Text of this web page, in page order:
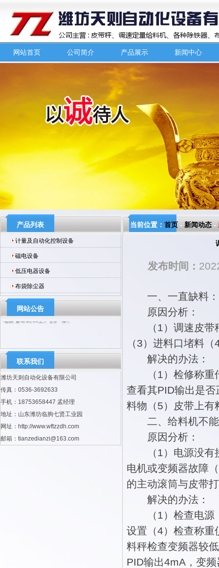
网站首页 公司简介 产品展示 新闻中心
产品列表
计量及自动化控制设备
磁电设备
低压电器设备
布袋除尘器
网站公告
公司是国内较早从事自动化控制设备、磁
电设备研制和生产的厂家。
联系我们
潍坊天则自动化设备有限公司
传真：0536-3692633
手机：18753658447 孟经理
地址：山东潍坊临朐七贤工业园
网址：http://www.wftzzdh.com
邮箱：tianzedianzi@163.com
当前位置： 首页 - 新闻动态 -
发布时间：
一、一直缺料：
原因分析：
（1）调速皮带秤
（3）进料口堵料
解决的办法：
（1）检修称重传
查看其PID输出是
料物（5）皮带上有
二、给料机不能
原因分析：
（1）电源没有接
电机或变频器故障
的主动滚筒与皮带
解决的办法：
（1）检查电源（
设置（4）检查称重
料秤检查变频器较
PID输出4mA，变